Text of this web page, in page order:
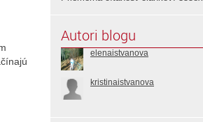
Autori blogu
elenaistvanova
kristinaistvanova